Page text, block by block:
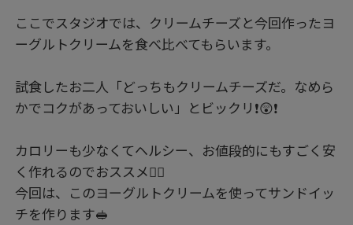
ここでスタジオでは、クリームチーズと今回作ったヨ
ーグルトクリームを食べ比べてもらいます。
試食したお二人「どっちもクリームチーズだ。なめら
かでコクがあっておいしい」とビックリ❗😲❗
カロリーも少なくてヘルシー、お値段的にもすごく安
く作れるのでおススメ👍🏻
今回は、このヨーグルトクリームを使ってサンドイッ
チを作ります🥪